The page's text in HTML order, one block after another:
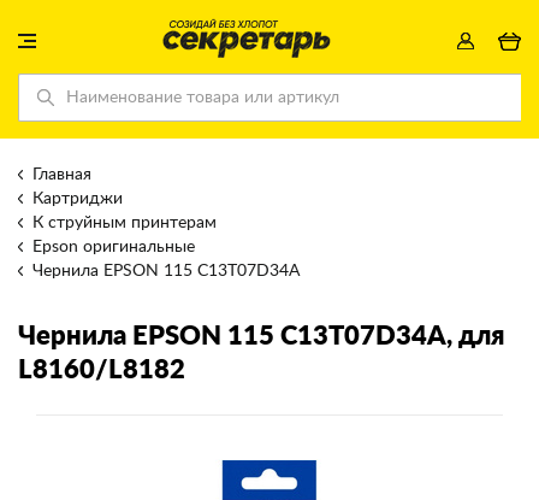
Главная
Картриджи
К струйным принтерам
Epson оригинальные
Чернила EPSON 115 C13T07D34A
Чернила EPSON 115 C13T07D34A, для
L8160/L8182